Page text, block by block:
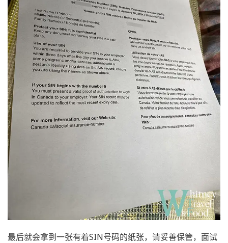
最后就会拿到一张有着SIN号码的纸张，请妥善保管，面试